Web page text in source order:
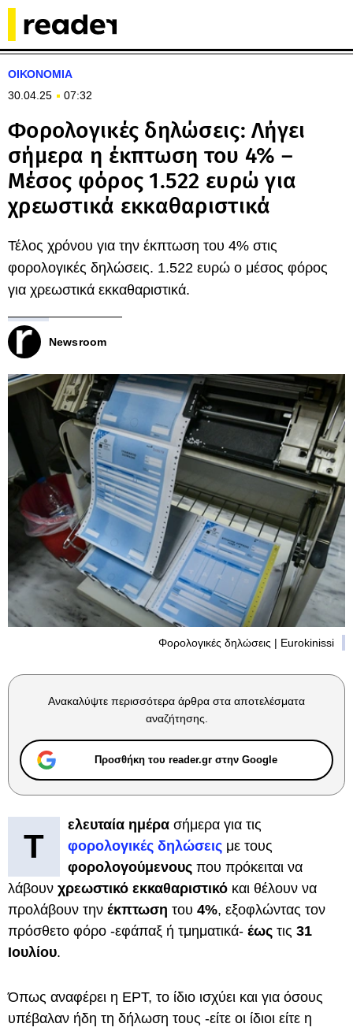
ΟΙΚΟΝΟΜΙΑ
30.04.25
07:32
Φορολογικές δηλώσεις: Λήγει
σήμερα η έκπτωση του 4% –
Μέσος φόρος 1.522 ευρώ για
χρεωστικά εκκαθαριστικά
Τέλος χρόνου για την έκπτωση του 4% στις
φορολογικές δηλώσεις. 1.522 ευρώ ο μέσος φόρος
για χρεωστικά εκκαθαριστικά.
Newsroom
Φορολογικές δηλώσεις | Eurokinissi
Ανακαλύψτε περισσότερα άρθρα στα αποτελέσματα
αναζήτησης.
Προσθήκη του reader.gr στην Google
Τ
ελευταία ημέρα σήμερα για τις
φορολογικές δηλώσεις με τους
φορολογούμενους που πρόκειται να
λάβουν χρεωστικό εκκαθαριστικό και θέλουν να
προλάβουν την έκπτωση του 4%, εξοφλώντας τον
πρόσθετο φόρο -εφάπαξ ή τμηματικά- έως τις 31
Ιουλίου.
Όπως αναφέρει η ΕΡΤ, το ίδιο ισχύει και για όσους
υπέβαλαν ήδη τη δήλωση τους -είτε οι ίδιοι είτε η